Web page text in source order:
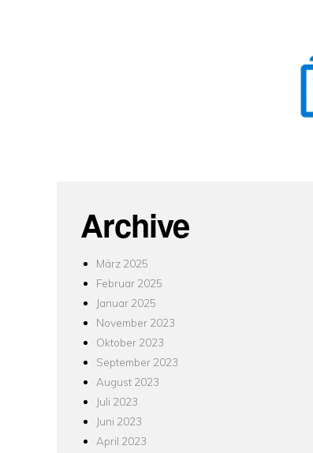
Archive
März 2025
Februar 2025
Januar 2025
November 2023
Oktober 2023
September 2023
August 2023
Juli 2023
Juni 2023
April 2023